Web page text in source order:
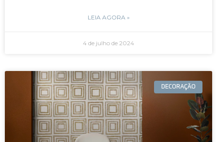
LEIA AGORA »
4 de julho de 2024
DECORAÇÃO